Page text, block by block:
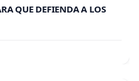
QUE DEFIENDA A LOS